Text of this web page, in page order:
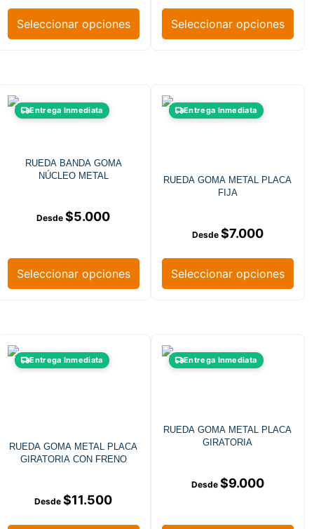
Seleccionar opciones Seleccionar opciones
Entrega Inmediata
RUEDA BANDA GOMA
NÚCLEO METAL
$5.000
Seleccionar opciones
Entrega Inmediata
RUEDA GOMA METAL PLACA
FIJA
$7.000
Seleccionar opciones
Entrega Inmediata
RUEDA GOMA METAL PLACA
GIRATORIA CON FRENO
$11.500
Entrega Inmediata
RUEDA GOMA METAL PLACA
GIRATORIA
$9.000